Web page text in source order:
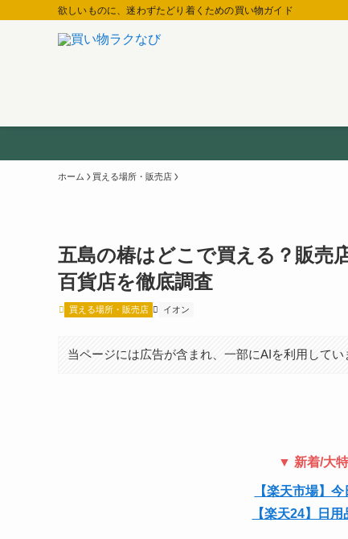
欲しいものに、迷わずたどり着くための買い物ガイド
ホーム 買える場所・販売店
五島の椿はどこで買える？販売
百貨店を徹底調査
買える場所・販売店 イオン
当ページには広告が含まれ、一部にAIを利用してい
▼ 新着/大
【楽天市場】
【楽天24】日